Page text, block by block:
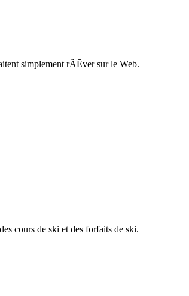
simplement rÃĒver sur le Web.
cours de ski et des forfaits de ski.